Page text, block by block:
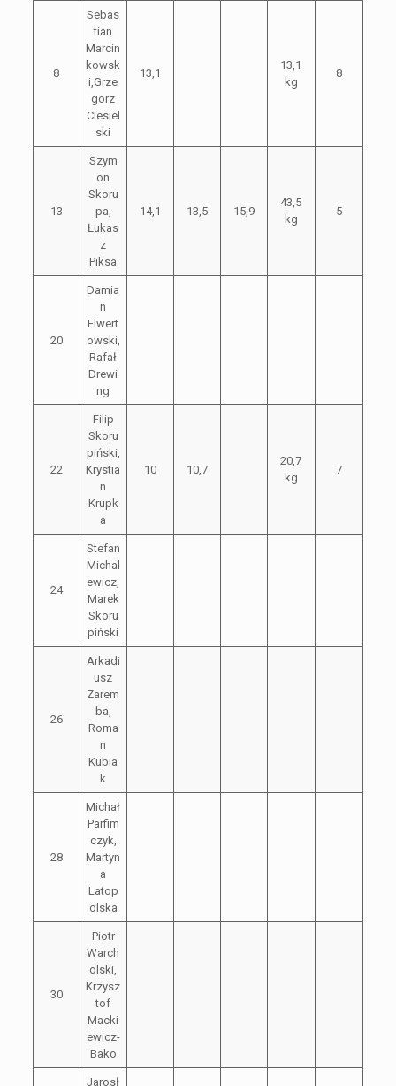
8
Sebas
tian
Marcin
kowsk
i,Grze
gorz
Ciesiel
ski
13,1
13,1
kg
8
13
Szym
on
Skoru
pa,
Łukas
z
Piksa
14,1 13,5 15,9
43,5
kg
5
20
Damia
n
Elwert
owski,
Rafał
Drewi
ng
22
Filip
Skoru
piński,
Krystia
n
Krupk
a
10 10,7
20,7
kg
7
24
Stefan
Michal
ewicz,
Marek
Skoru
piński
26
Arkadi
usz
Zarem
ba,
Roma
n
Kubia
k
28
Michał
Parfim
czyk,
Martyn
a
Latop
olska
30
Piotr
Warch
olski,
Krzysz
tof
Macki
ewicz-
Bako
Jarosł